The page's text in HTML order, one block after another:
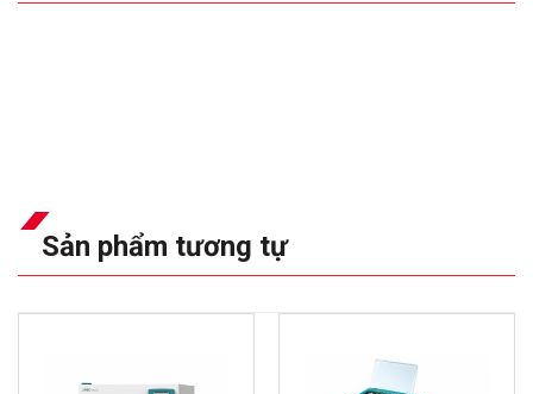
Sản phẩm tương tự